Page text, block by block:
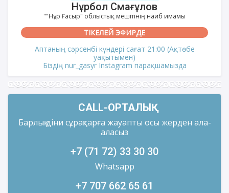
Нұрбол Смағұлов
""Нұр Ғасыр" облыстық мешітінің наиб имамы
ТІКЕЛЕЙ ЭФИРДЕ
Аптаның сәрсенбі күндері сағат 21:00 (Ақтөбе
уақытымен)
Біздің nur_gasyr Instagram парақшамызда
CALL-ОРТАЛЫҚ
Барлық діни сұрақтарға жауапты осы жерден ала-
аласыз
+7 (71 72) 33 30 30
Whatsapp
+7 707 662 65 61